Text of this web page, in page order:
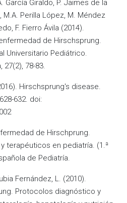
García Giraldo, P. Jaimes de la
M.A. Perilla López, M. Méndez
F. Fierro Ávila (2014).
de Hirschsprung.
Universitario Pediátrico.
27(2), 78-83.
Hirschsprung's disease.
632. doi:
de Hirschprung.
terapéuticos en pediatría. (1.ª
de Pediatría.
Fernández, L. (2010).
Protocolos diagnóstico y